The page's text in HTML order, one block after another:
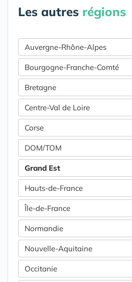
Les autres régions
Auvergne-Rhône-Alpes
Bourgogne-Franche-Comté
Bretagne
Centre-Val de Loire
Corse
DOM/TOM
Grand Est
Hauts-de-France
Île-de-France
Normandie
Nouvelle-Aquitaine
Occitanie